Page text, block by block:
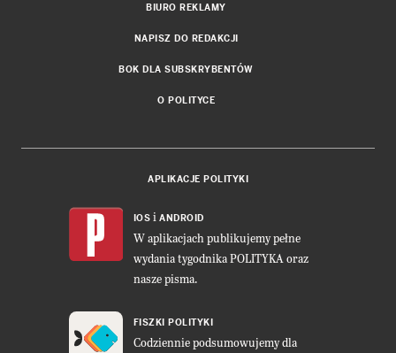
BIURO REKLAMY
NAPISZ DO REDAKCJI
BOK DLA SUBSKRYBENTÓW
O POLITYCE
APLIKACJE POLITYKI
IOS i ANDROID
W aplikacjach publikujemy pełne
wydania tygodnika POLITYKA oraz
nasze pisma.
FISZKI POLITYKI
Codziennie podsumowujemy dla